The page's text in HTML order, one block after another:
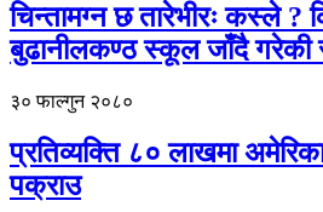
चिन्तामग्न छ तारेभीरः कस्ले ?
बुढानीलकण्ठ स्कूल जाँदै गरेकी
३० फाल्गुन २०८०
प्रतिव्यक्ति ८० लाखमा
पक्राउ